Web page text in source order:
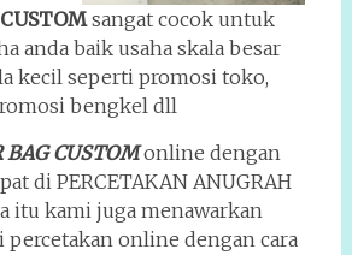
sangat cocok untuk
anda baik usaha skala besar
kecil seperti promosi toko,
bengkel dll
BAG CUSTOMonline dengan
di PERCETAKAN ANUGRAH
itu kami juga menawarkan
percetakan online dengan cara